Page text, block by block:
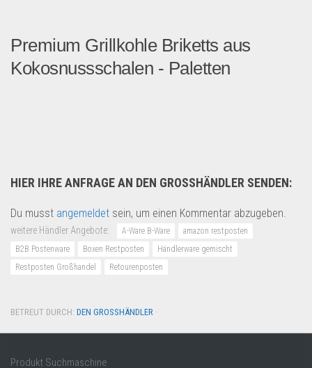
Premium Grillkohle Briketts aus
Kokosnussschalen - Paletten
HIER IHRE ANFRAGE AN DEN GROSSHÄNDLER SENDEN:
Du musst angemeldet sein, um einen Kommentar abzugeben.
weitere Händler Angebote: A-Ware B-Ware
amazon restposten
B2B Postenware
Boxen Restposten
Händlerware gemischt
Restposten Großhandel
Retourenposten
BETREUT DURCH: DEN GROSSHÄNDLER ·
Produkt Suchmaschine